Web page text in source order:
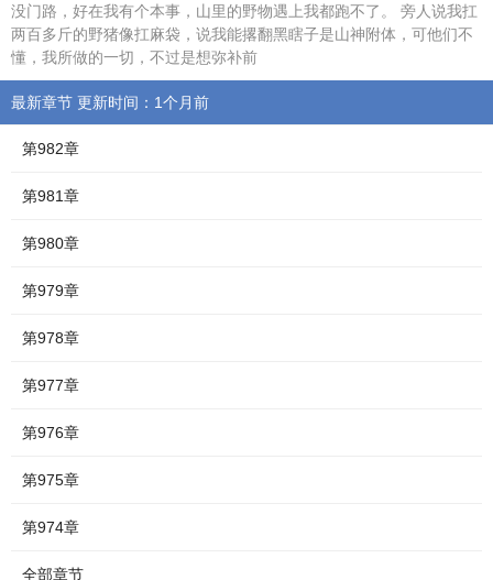
没门路，好在我有个本事，山里的野物遇上我都跑不了。 旁人说我扛
两百多斤的野猪像扛麻袋，说我能撂翻黑瞎子是山神附体，可他们不
懂，我所做的一切，不过是想弥补前
最新章节 更新时间：1个月前
第982章
第981章
第980章
第979章
第978章
第977章
第976章
第975章
第974章
全部章节